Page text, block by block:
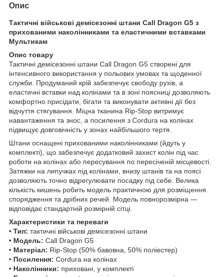
Опис
Тактичні військові демісезонні штани Call Dragon G5 з
прихованими наколінниками та еластичними вставками
Мультикам
Опис товару
Тактичні демісезонні штани Call Dragon G5 створені для
інтенсивного використання у польових умовах та щоденної
служби. Продуманий крій забезпечує свободу рухів, а
еластичні вставки над колінами та в зоні поясниці дозволяють
комфортно присідати, бігати та виконувати активні дії без
відчуття стягування. Міцна тканина Rip-Stop витримує
навантаження та знос, а посилення з Cordura на колінах
підвищує довговічність у зонах найбільшого тертя.
Штани оснащені прихованими наколінниками (йдуть у
комплекті), що забезпечує додатковий захист колін під час
роботи на колінах або пересування по пересіченій місцевості.
Затяжки на липучках під колінами, внизу штанів та на поясі
дозволяють точно відрегулювати посадку під себе. Велика
кількість кишень робить модель практичною для розміщення
спорядження та дрібних речей. Модель повнорозмірна —
відповідає стандартній розмірній сітці.
Характеристики та переваги
• Тип: тактичні військові демісезонні штани
• Модель: Call Dragon G5
• Матеріал: Rip-Stop (50% бавовна, 50% поліестер)
• Посилення: Cordura на колінах
• Наколінники: приховані, у комплекті